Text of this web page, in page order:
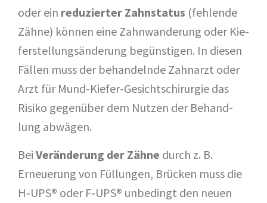
oder ein redu­zier­ter Zahn­sta­tus (feh­len­de
Zäh­ne) kön­nen eine Zahn­wan­de­rung oder Kie­
fer­stel­lungs­än­de­rung begüns­ti­gen. In die­sen
Fäl­len muss der behan­deln­de Zahn­arzt oder
Arzt für Mund-Kie­fer-Gesichts­chir­ur­gie das
Risi­ko gegen­über dem Nut­zen der Behand­
lung abwägen.
Bei Ver­än­de­rung der Zäh­ne durch z. B.
Erneue­rung von Fül­lun­gen, Brü­cken muss die
H‑UPS® oder F‑UPS® unbe­dingt den neu­en